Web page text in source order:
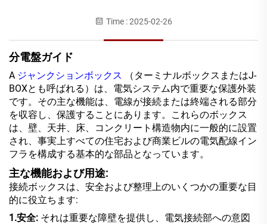
Time : 2025-02-26
分電盤ガイド
A ジャンクションボックス
（ターミナルボックスまたはJ-
BOXとも呼ばれる）は、電気システム内で重要な保護外装
です。その主な機能は、電線が接続または終端される部分
を収容し、保護することにあります。これらのボックス
は、壁、天井、床、コンクリート構造物内に一般的に設置
され、事実上すべての住宅および商業ビルの電気配線イン
フラを構成する基本的な部品となっています。
主な機能および用途:
接続ボックスは、安全および整理上のいくつかの重要な目
的に役立ちます:
1.安全: それは重要な障壁を提供し、電気接続部への意図